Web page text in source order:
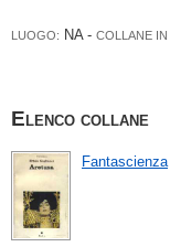
LUOGO: NA - COLLANE
Elenco collane
Fantascienza